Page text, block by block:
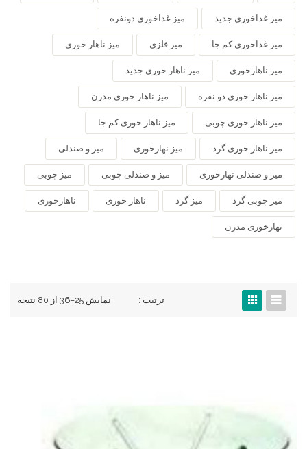
میز غذاخوری جدید میز غذاخوری دونفره
میز غذاخوری کم جا میز فلزی میز ناهار خوری
میز ناهارخوری میز ناهار خوری جدید
میز ناهار خوری دو نفره میز ناهار خوری مدرن
میز ناهار خوری چوبی میز ناهار خوری کم جا
میز ناهار خوری گرد میز نهارخوری میز و صندلی
میز و صندلی نهارخوری میز و صندلی چوبی میز چوبی
میز چوبی گرد میز گرد ناهار خوری ناهارخوری
نهارخوری مدرن
نمایش 25–36 از 80 نتیجه ترتیب :